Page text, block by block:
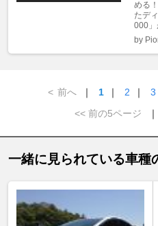
める
たデ
000」
by
< 前へ ｜ 1 ｜ 2 ｜ 3
<< 前の5ページ
｜
一緒に見られている車種